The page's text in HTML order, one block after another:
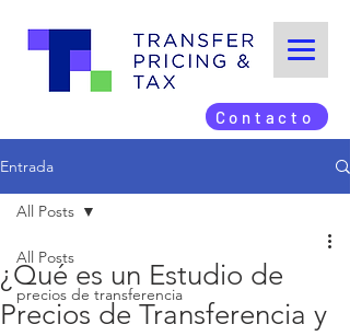
Contacto
Entrada
All Posts
precios de transferencia
All Posts
¿Qué es un Estudio de
Precios de Transferencia y